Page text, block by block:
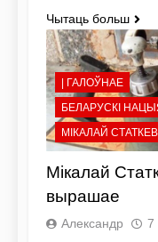
Чытаць больш
| ГАЛОЎНАЕ
БЕЛАРУСКІ
МІКАЛАЙ
Мікалай
вырашае
Александр 7